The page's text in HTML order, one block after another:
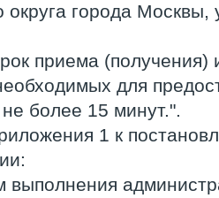
округа города Москвы,
приема (получения)
для
более 15 минут.".
1 к
выполнения